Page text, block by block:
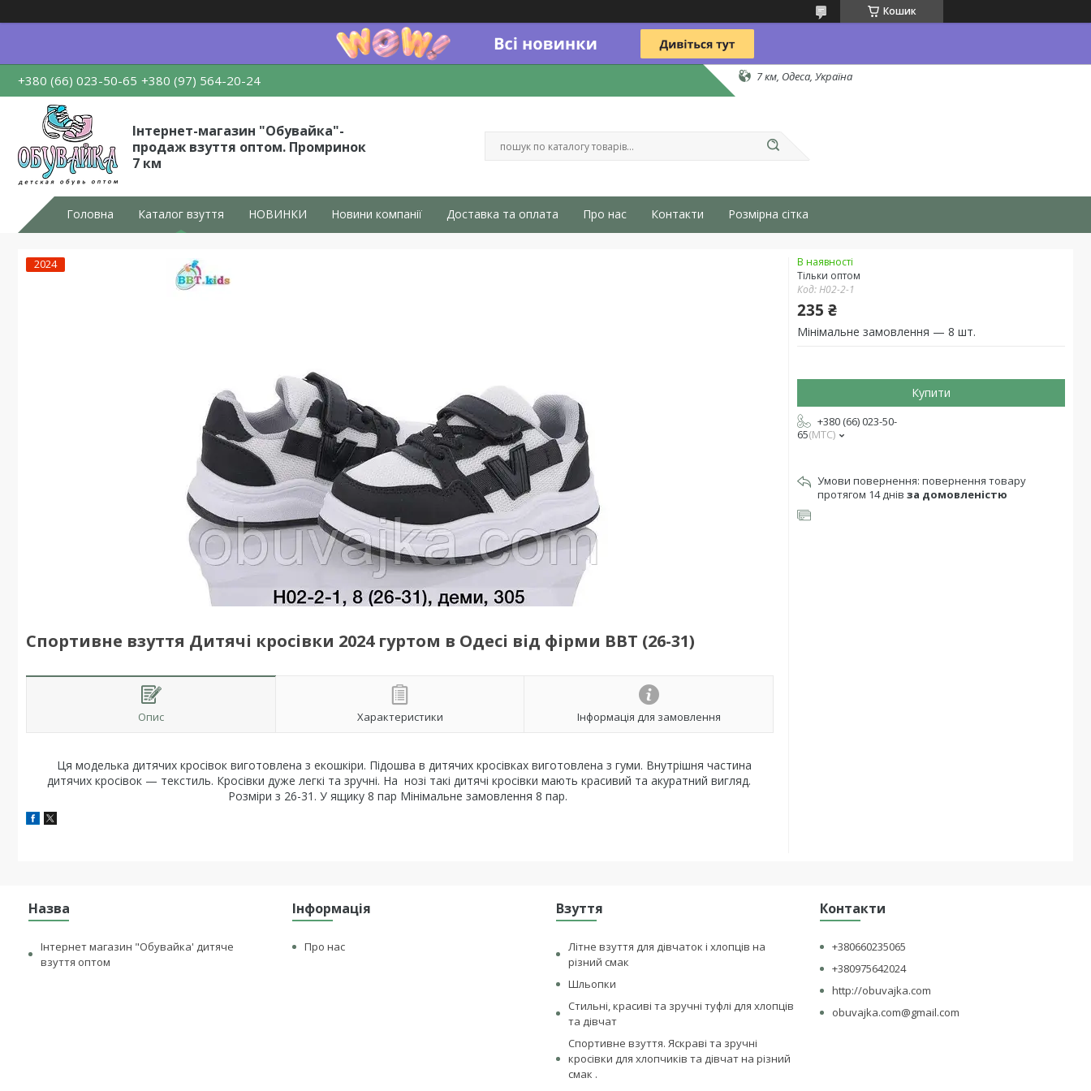
Кошик
+380 (66) 023-50-65 +380 (97) 564-20-24 7 км, Одеса, Україна
Інтернет-магазин "Обувайка"-
продаж взуття оптом. Промринок
7 км
Головна Каталог взуття НОВИНКИ Новини компанії Доставка та оплата Про нас Контакти Розмірна сітка
2024
Спортивне взуття Дитячі кросівки 2024 гуртом в Одесі від фірми BBT (26-31)
Опис Характеристики Інформація для замовлення
Ця моделька дитячих кросівок виготовлена з екошкіри. Підошва в дитячих кросівках виготовлена з гуми. Внутрішня частина
дитячих кросівок — текстиль. Кросівки дуже легкі та зручні. На нозі такі дитячі кросівки мають красивий та акуратний вигляд.
Розміри з 26-31. У ящику 8 пар Мінімальне замовлення 8 пар.
В наявності
Тільки оптом
Код:H02-2-1
235 ₴
Мінімальне замовлення — 8 шт.
Купити
+380 (66) 023-50-
65 МТС
повернення товару
протягом 14 днів за домовленістю
Назва
Інтернет магазин "Обувайка' дитяче
взуття оптом
Інформація
Про нас
Взуття
Літне взуття для дівчаток і хлопців на
різний смак
Шльопки
Стильні, красиві та зручні туфлі для хлопців
та дівчат
Спортивне взуття. Яскраві та зручні
кросівки для хлопчиків та дівчат на різний
смак .
Контакти
+380660235065
+380975642024
http://obuvajka.com
obuvajka.com@gmail.com